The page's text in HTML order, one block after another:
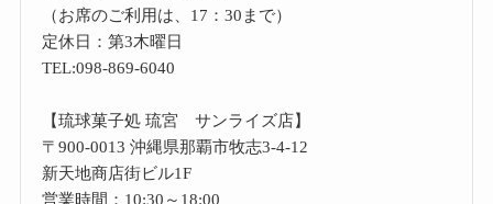
（お席のご利用は、17：30まで）
定休日：第3木曜日
TEL:098-869-6040
【琉球菓子処 琉宮 サンライズ店】
〒900-0013 沖縄県那覇市牧志3-4-12
新天地商店街ビル1F
営業時間：10:30～18:00